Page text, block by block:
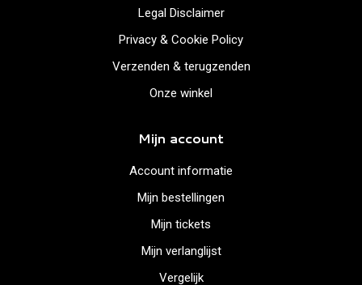
Legal Disclaimer
Privacy & Cookie Policy
Verzenden & terugzenden
Onze winkel
Mijn account
Account informatie
Mijn bestellingen
Mijn tickets
Mijn verlanglijst
Vergelijk